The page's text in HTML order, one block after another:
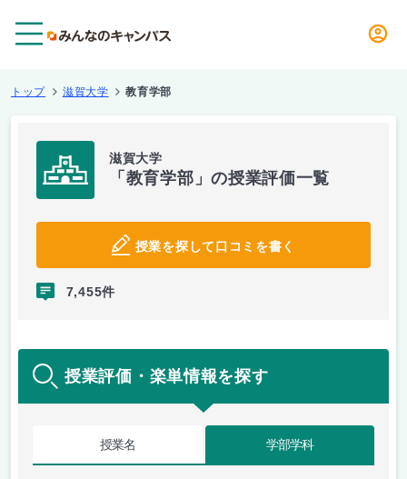
トップ 滋賀大学 教育学部
滋賀大学
「教育学部」の授業評価一覧
授業を探して口コミを書く
7,455件
授業評価・楽単情報を探す
授業名 学部学科